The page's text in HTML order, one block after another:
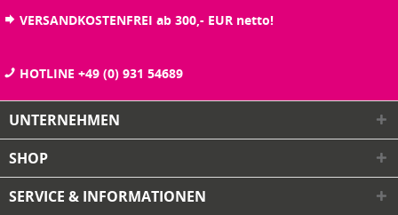
VERSANDKOSTENFREI ab 300,- EUR netto!
HOTLINE +49 (0) 931 54689
UNTERNEHMEN
SHOP
SERVICE & INFORMATIONEN